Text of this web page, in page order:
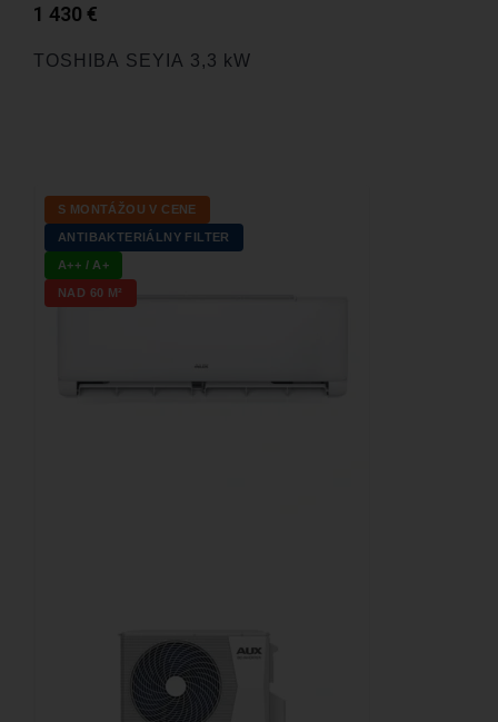
TOSHIBA SEYIA 3,3 kW
1 430 €
S MONTÁŽOU V CENE
ANTIBAKTERIÁLNY FILTER
A++ / A+
NAD 60 M²